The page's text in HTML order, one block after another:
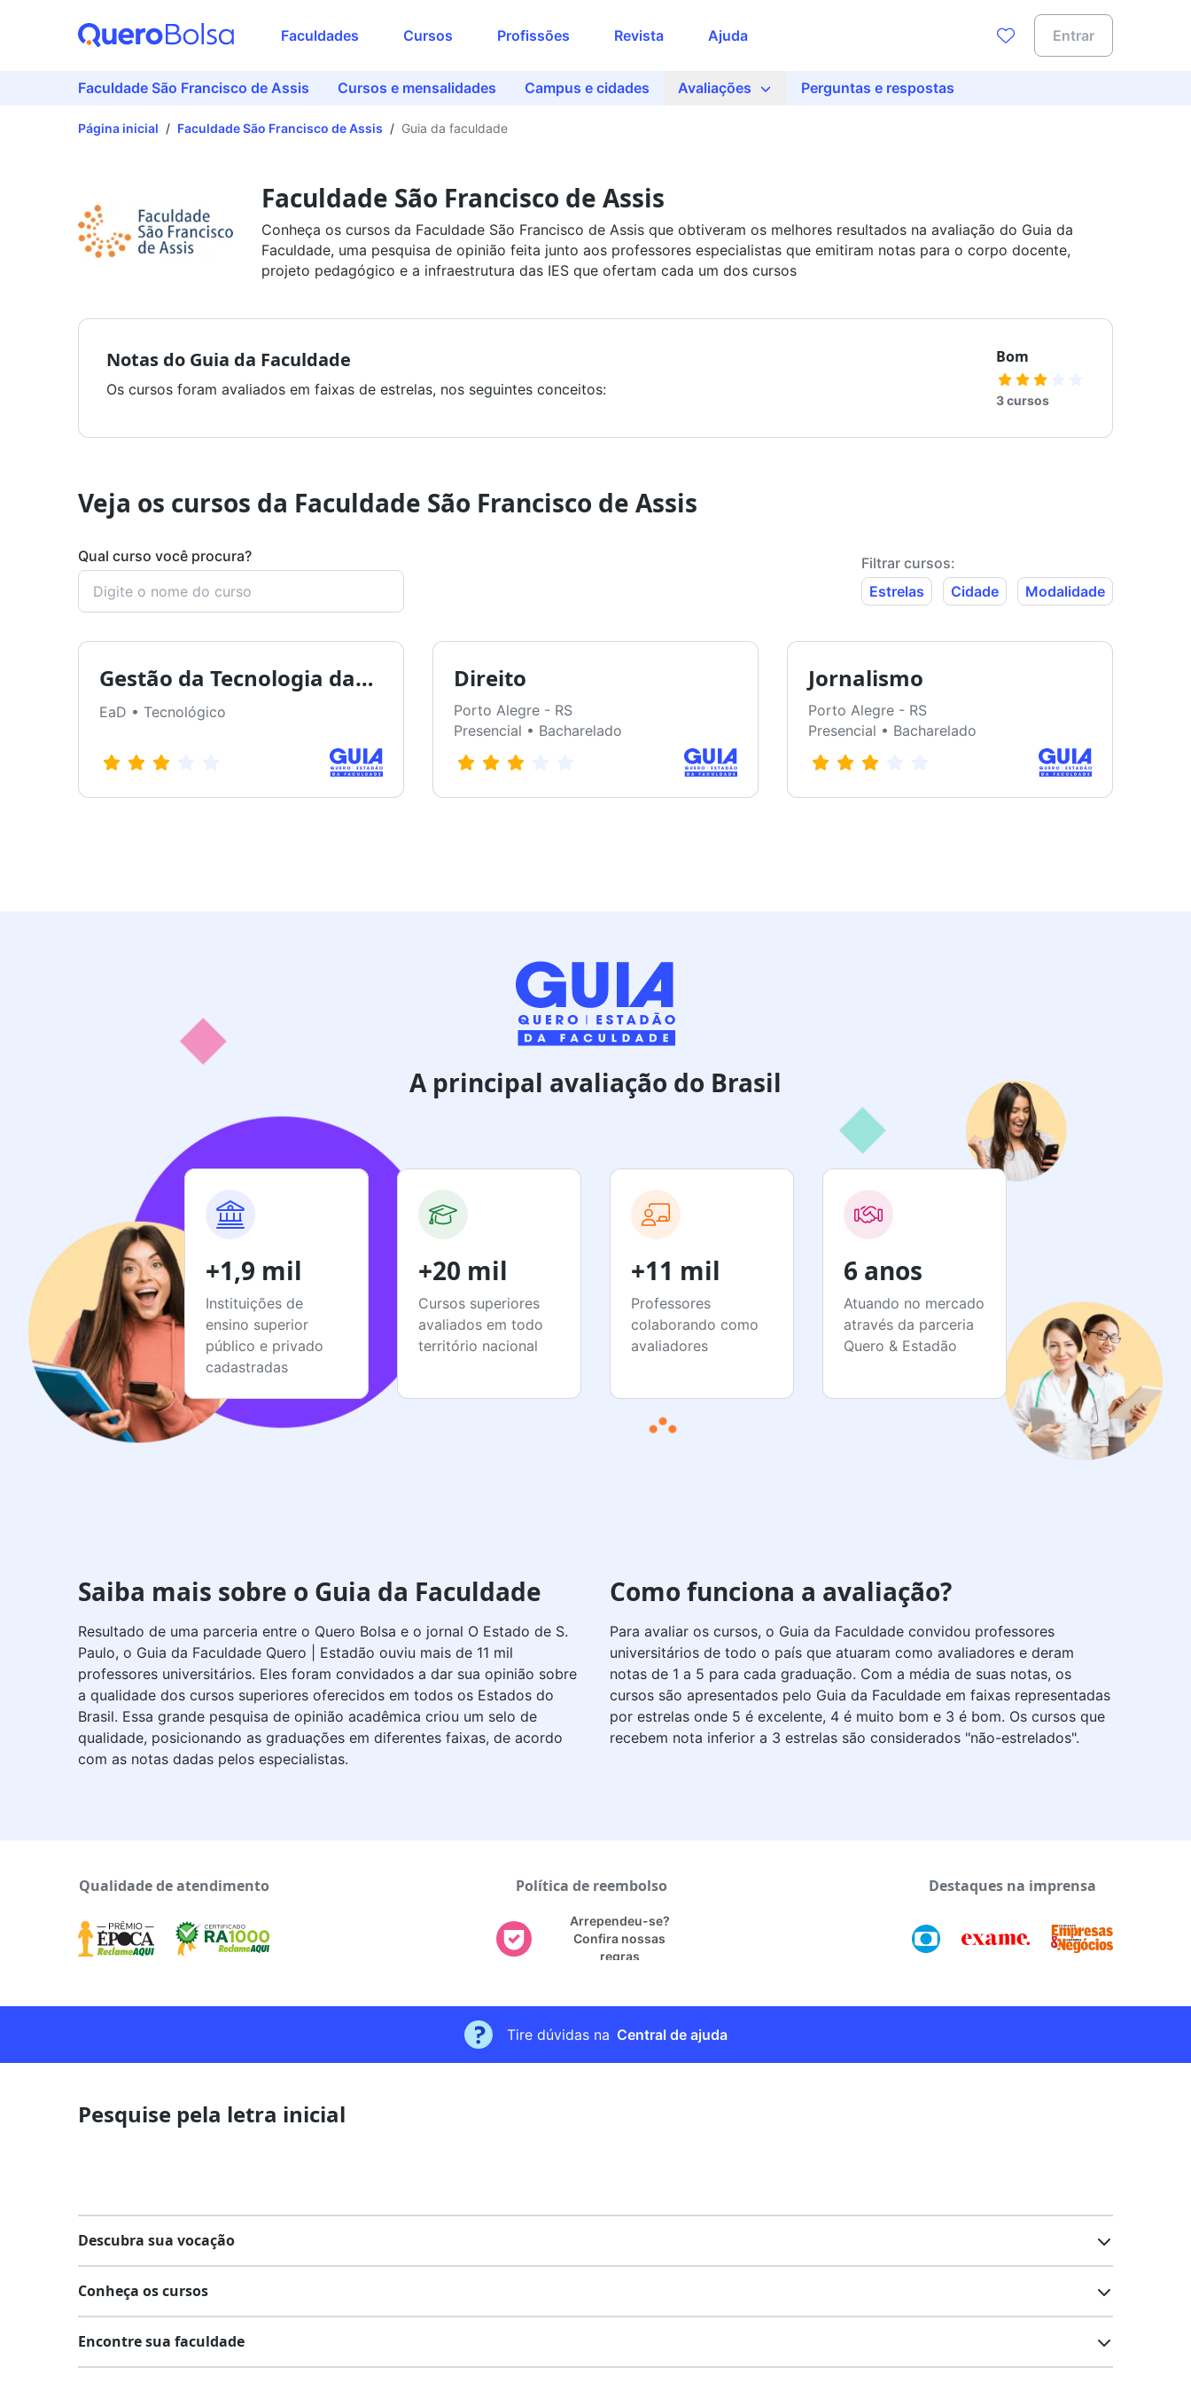
Faculdades Cursos Profissões Revista Ajuda Entrar
Faculdade São Francisco de Assis Cursos e mensalidades Campus e cidades Avaliações Perguntas e respostas
Página inicial / Faculdade São Francisco de Assis / Guia da faculdade
Faculdade São Francisco de Assis
Conheça os cursos da Faculdade São Francisco de Assis que obtiveram os melhores resultados na avaliação do Guia da
Faculdade, uma pesquisa de opinião feita junto aos professores especialistas que emitiram notas para o corpo docente,
projeto pedagógico e a infraestrutura das IES que ofertam cada um dos cursos
Notas do Guia da Faculdade
Os cursos foram avaliados em faixas de estrelas, nos seguintes conceitos:
Bom
3 cursos
Veja os cursos da Faculdade São Francisco de Assis
Qual curso você procura?
Filtrar cursos:
Estrelas
Cidade Modalidade
Gestão da Tecnologia da
Informação
EaD • Tecnológico
Direito
Porto Alegre - RS
Presencial • Bacharelado
Jornalismo
Porto Alegre - RS
Presencial • Bacharelado
A principal avaliação do Brasil
+1,9 mil
Instituições de
ensino superior
público e privado
cadastradas
+20 mil
Cursos superiores
avaliados em todo
território nacional
+11 mil
Professores
colaborando como
avaliadores
6 anos
Atuando no mercado
através da parceria
Quero & Estadão
Saiba mais sobre o Guia da Faculdade
Resultado de uma parceria entre o Quero Bolsa e o jornal O Estado de S.
Paulo, o Guia da Faculdade Quero | Estadão ouviu mais de 11 mil
professores universitários. Eles foram convidados a dar sua opinião sobre
a qualidade dos cursos superiores oferecidos em todos os Estados do
Brasil. Essa grande pesquisa de opinião acadêmica criou um selo de
qualidade, posicionando as graduações em diferentes faixas, de acordo
com as notas dadas pelos especialistas.
Como funciona a avaliação?
Para avaliar os cursos, o Guia da Faculdade convidou professores
universitários de todo o país que atuaram como avaliadores e deram
notas de 1 a 5 para cada graduação. Com a média de suas notas, os
cursos são apresentados pelo Guia da Faculdade em faixas representadas
por estrelas onde 5 é excelente, 4 é muito bom e 3 é bom. Os cursos que
recebem nota inferior a 3 estrelas são considerados "não-estrelados".
Qualidade de atendimento Política de reembolso
Arrependeu-se?
Confira nossas
regras
Destaques na imprensa
Tire dúvidas na Central de ajuda
Pesquise pela letra inicial
Descubra sua vocação
Lista de profissões
Conheça os cursos
Encontre sua faculdade